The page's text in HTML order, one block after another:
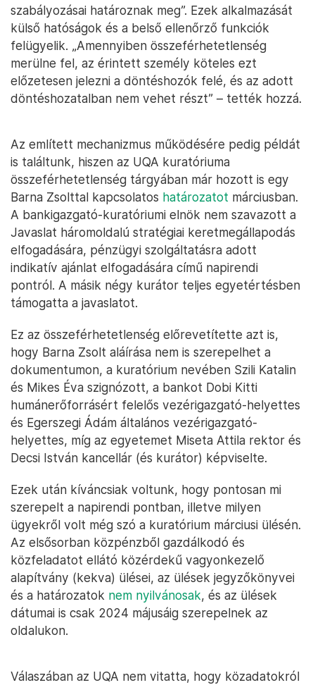
szabályozásai határoznak meg”. Ezek alkalmazását
külső hatóságok és a belső ellenőrző funkciók
felügyelik. „Amennyiben összeférhetetlenség
merülne fel, az érintett személy köteles ezt
előzetesen jelezni a döntéshozók felé, és az adott
döntéshozatalban nem vehet részt” – tették hozzá.
Az említett mechanizmus működésére pedig példát
is találtunk, hiszen az UQA kuratóriuma
összeférhetetlenség tárgyában már hozott is egy
Barna Zsolttal kapcsolatos határozatot márciusban.
A bankigazgató-kuratóriumi elnök nem szavazott a
Javaslat háromoldalú stratégiai keretmegállapodás
elfogadására, pénzügyi szolgáltatásra adott
indikatív ajánlat elfogadására című napirendi
pontról. A másik négy kurátor teljes egyetértésben
támogatta a javaslatot.
Ez az összeférhetetlenség előrevetítette azt is,
hogy Barna Zsolt aláírása nem is szerepelhet a
dokumentumon, a kuratórium nevében Szili Katalin
és Mikes Éva szignózott, a bankot Dobi Kitti
humánerőforrásért felelős vezérigazgató-helyettes
és Egerszegi Ádám általános vezérigazgató-
helyettes, míg az egyetemet Miseta Attila rektor és
Decsi István kancellár (és kurátor) képviselte.
Ezek után kíváncsiak voltunk, hogy pontosan mi
szerepelt a napirendi pontban, illetve milyen
ügyekről volt még szó a kuratórium márciusi ülésén.
Az elsősorban közpénzből gazdálkodó és
közfeladatot ellátó közérdekű vagyonkezelő
alapítvány (kekva) ülései, az ülések jegyzőkönyvei
és a határozatok nem nyilvánosak, és az ülések
dátumai is csak 2024 májusáig szerepelnek az
oldalukon.
Válaszában az UQA nem vitatta, hogy közadatokról